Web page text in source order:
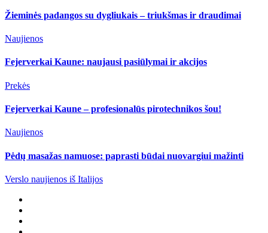
Žieminės padangos su dygliukais – triukšmas ir draudimai
Naujienos
Fejerverkai Kaune: naujausi pasiūlymai ir akcijos
Prekės
Fejerverkai Kaune – profesionalūs pirotechnikos šou!
Naujienos
Pėdų masažas namuose: paprasti būdai nuovargiui mažinti
Verslo naujienos iš Italijos